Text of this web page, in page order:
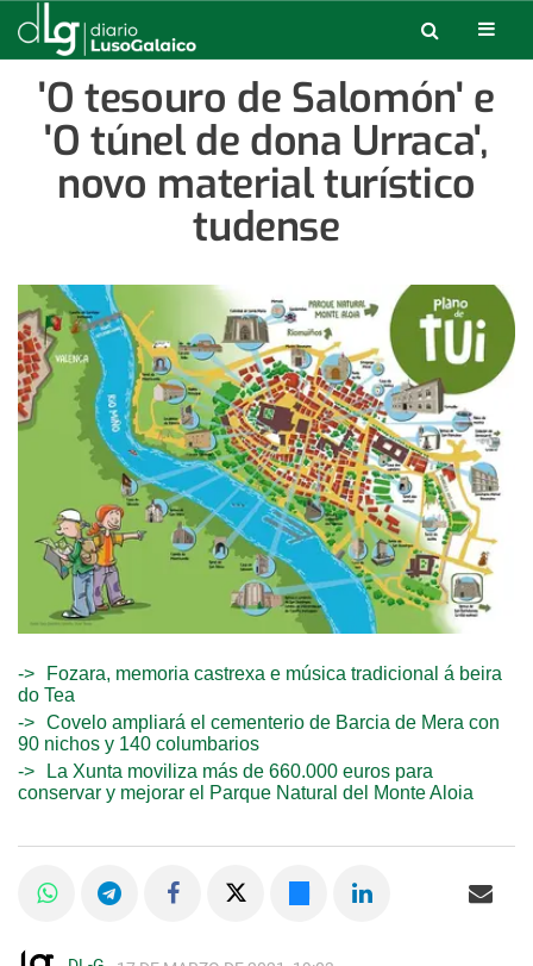
'O tesouro de Salomón' e
'O túnel de dona Urraca',
novo material turístico
tudense
Fozara, memoria castrexa e música tradicional á beira
do Tea
Covelo ampliará el cementerio de Barcia de Mera con
90 nichos y 140 columbarios
La Xunta moviliza más de 660.000 euros para
conservar y mejorar el Parque Natural del Monte Aloia